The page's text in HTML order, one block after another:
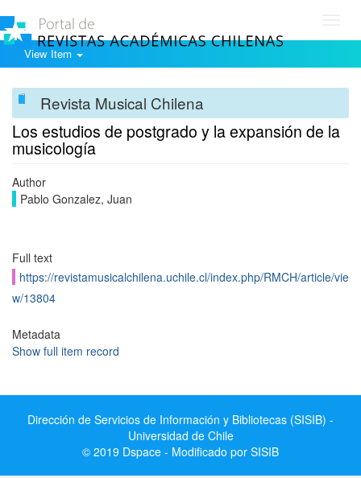
View Item
Revista Musical Chilena
Los estudios de postgrado y la expansión de la
musicología
Author
Pablo Gonzalez, Juan
Full text
https://revistamusicalchilena.uchile.cl/index.php/RMCH/article/vie
w/13804
Metadata
Show full item record
Dirección de Servicios de Información y Bibliotecas (SISIB) -
Universidad de Chile
© 2019 Dspace - Modificado por SISIB